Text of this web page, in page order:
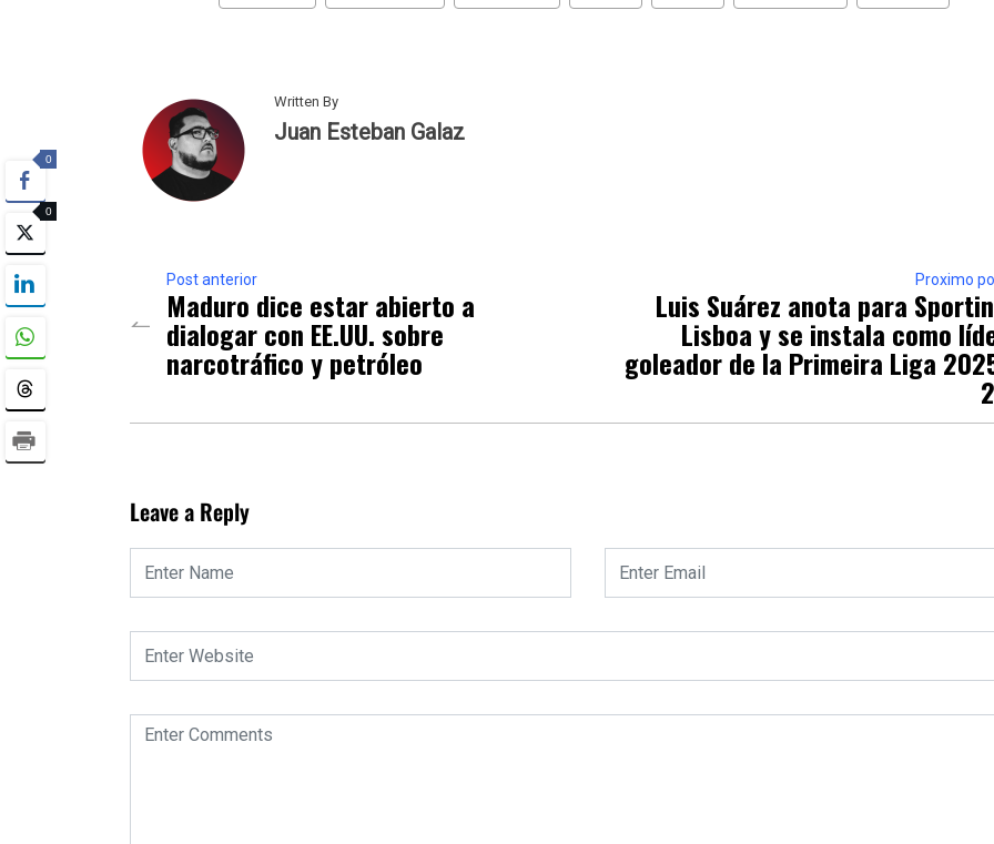
Written By
Juan Esteban Galaz
Post anterior
Maduro dice estar abierto a
dialogar con EE.UU. sobre
narcotráfico y petróleo
Proximo
Luis Suárez anota para
Lisboa y se instala como
goleador de la Primeira Liga
Leave a Reply
0
0